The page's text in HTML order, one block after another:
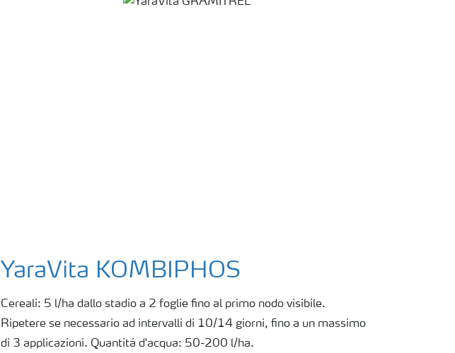
YaraVita KOMBIPHOS
Cereali: 5 l/ha dallo stadio a 2 foglie fino al primo nodo visibile.
Ripetere se necessario ad intervalli di 10/14 giorni, fino a un massimo
di 3 applicazioni. Quantitá d'acqua: 50-200 l/ha.